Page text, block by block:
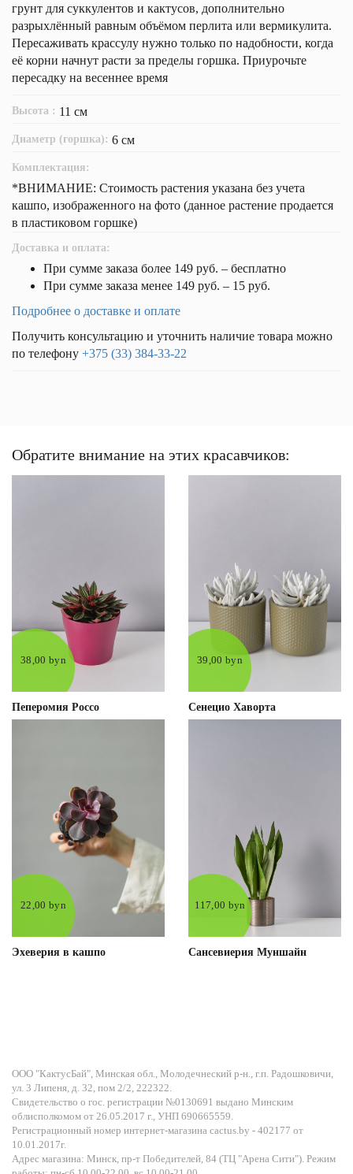
грунт для суккулентов и кактусов, дополнительно
разрыхлённый равным объёмом перлита или вермикулита.
Пересаживать крассулу нужно только по надобности, когда
её корни начнут расти за пределы горшка. Приурочьте
пересадку на весеннее время
Высота : 11 см
Диаметр (горшка): 6 см
Комплектация:
*ВНИМАНИЕ: Стоимость растения указана без учета
кашпо, изображенного на фото (данное растение продается
в пластиковом горшке)
Доставка и оплата:
При сумме заказа более 149 руб. – бесплатно
При сумме заказа менее 149 руб. – 15 руб.
Подробнее о доставке и оплате
Получить консультацию и уточнить наличие товара можно
по телефону +375 (33) 384-33-22
Обратите внимание на этих красавчиков:
38,00 byn
Пеперомия Россо
39,00 byn
Сенецио Хаворта
22,00 byn
Эхеверия в кашпо
117,00 byn
Сансевиерия Муншайн
ООО "КактусБай", Минская обл., Молодечнеский р-н., г.п. Радошковичи,
ул. 3 Липеня, д. 32, пом 2/2, 222322.
Свидетельство о гос. регистрации №0130691 выдано Минским
облисполкомом от 26.05.2017 г., УНП 690665559.
Регистрационный номер интернет-магазина cactus.by - 402177 от
10.01.2017г.
Адрес магазина: Минск, пр-т Победителей, 84 (ТЦ "Арена Сити"). Режим